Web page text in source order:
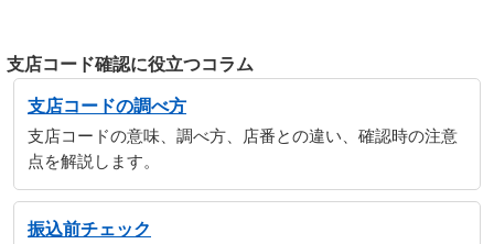
支店コード確認に役立つコラム
支店コードの調べ方
支店コードの意味、調べ方、店番との違い、確認時の注意
点を解説します。
振込前チェック